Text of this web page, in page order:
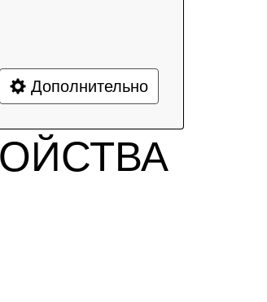
Дополнительно